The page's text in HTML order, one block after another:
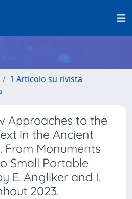
1 Articolo su rivista
Approaches to the
in the Ancient
From Monuments
Small Portable
E. Angliker and I.
2023.